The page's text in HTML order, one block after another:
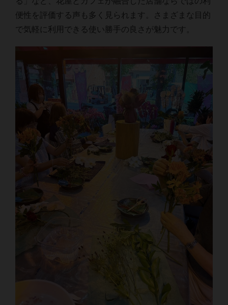
便性を評価する声も多く見られます。さまざまな目的
で気軽に利用できる使い勝手の良さが魅力です。